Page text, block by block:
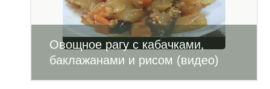
Овощное рагу с кабачками,
баклажанами и рисом (видео)